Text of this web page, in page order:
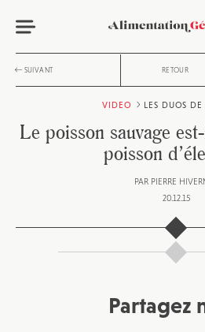
SUIVANT RETOUR
VIDEO LES DUOS DE
Le poisson sauvage
poisson
PAR PIERRE
20.12.15
Partagez